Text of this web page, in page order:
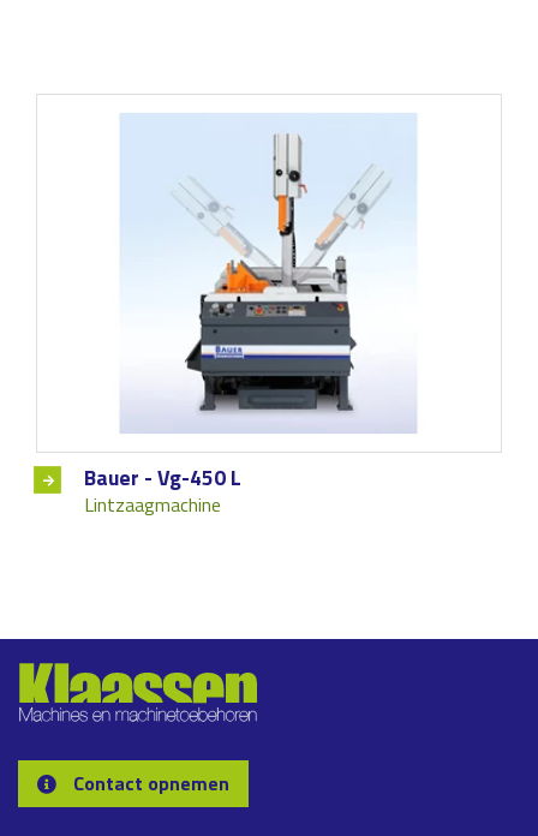
Bauer - Vg-450 L
Lintzaagmachine
Contact opnemen